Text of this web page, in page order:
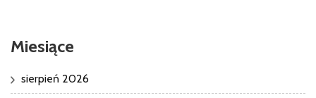
Miesiące
sierpień 2026